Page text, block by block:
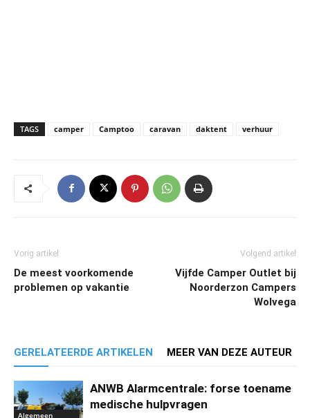
TAGS camper Camptoo caravan daktent verhuur
Vorig artikel
De meest voorkomende
problemen op vakantie
Volgend artikel
Vijfde Camper Outlet bij
Noorderzon Campers
Wolvega
GERELATEERDE ARTIKELEN MEER VAN DEZE AUTEUR
Algemeen
ANWB Alarmcentrale: forse toename
medische hulpvragen